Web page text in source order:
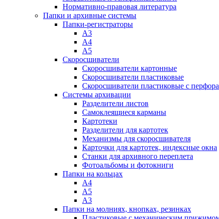
Нормативно-правовая литература
Папки и архивные системы
Папки-регистраторы
А3
А4
А5
Скоросшиватели
Скоросшиватели картонные
Скоросшиватели пластиковые
Скоросшиватели пластиковые с
Системы архивации
Разделители листов
Самоклеящиеся карманы
Картотеки
Разделители для картотек
Механизмы для скоросшивателя
Карточки для картотек, индексные окна
Станки для архивного переплета
Фотоальбомы и фотокниги
Папки на кольцах
А4
А5
А3
Папки на молниях, кнопках, резинках